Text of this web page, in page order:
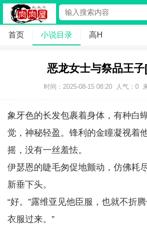
首页 小说目录 高H
恶龙女士与祭品王
时间：2025-08-15 08:20 人气： 0
象牙色的长发包裹着身体，有种白
觉，神秘轻盈。锋利的金瞳凝视着
摇，没有一丝羞怯。
伊瑟恩的睫毛匆促地颤动，仿佛耗
新垂下头。
“好。”露维亚见他臣服，也就不折
衣服过来。”